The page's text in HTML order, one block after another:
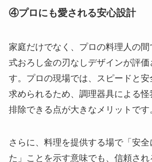
④プロにも愛される安心設計
家庭だけでなく、プロの料理人の間
式おろし金の刃なしデザインが評価
す。プロの現場では、スピードと
求められるため、調理器具による怪
排除できる点が大きなメリットです
さらに、料理を提供する場で「安
た」ことを示す意味でも、信頼され